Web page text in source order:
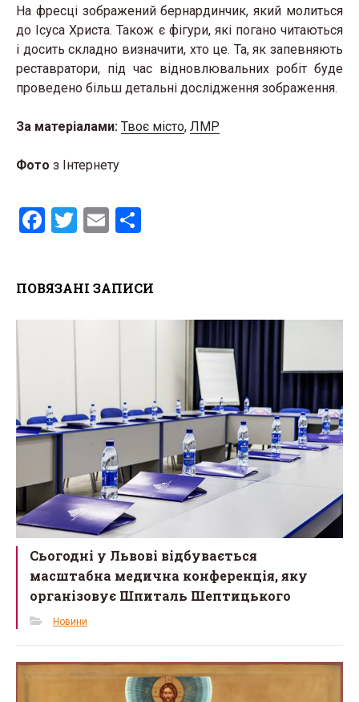
На фресці зображений бернардинчик, який молиться
до Ісуса Христа. Також є фігури, які погано читаються
і досить складно визначити, хто це. Та, як запевняють
реставратори, під час відновлювальних робіт буде
проведено більш детальні дослідження зображення.
За матеріалами: Твоє місто, ЛМР
Фото з Інтернету
F
b
T
er
E
e
ПОВЯЗАНІ ЗАПИСИ
Сьогодні у Львові відбувається
масштабна медична конференція, яку
організовує Шпиталь Шептицького
Новини